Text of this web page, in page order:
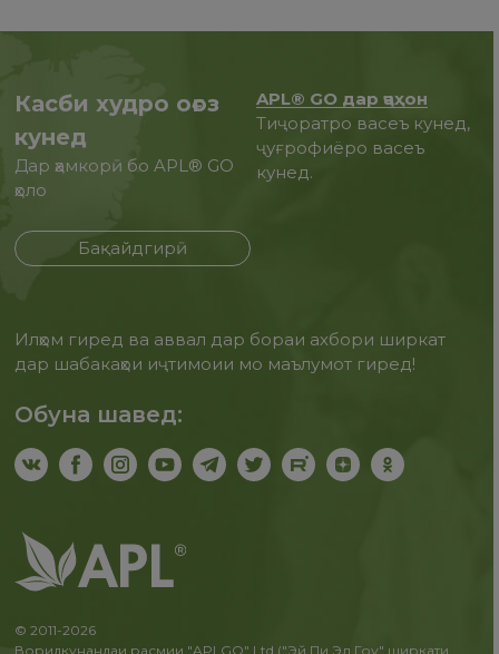
Касби худро оғоз
кунед
Дар ҳамкорӣ бо APL® GO
ҳоло
Бақайдгирӣ
APL® GO дар ҷаҳон
Тиҷоратро васеъ кунед,
ҷуғрофиёро васеъ
кунед.
Илҳом гиред ва аввал дар бораи ахбори ширкат
дар шабакаҳои иҷтимоии мо маълумот гиред!
Обуна шавед:
© 2011-2026
Воридкунандаи расмии "APLGO" Ltd ("Эй Пи Эл Гоу" ширкати